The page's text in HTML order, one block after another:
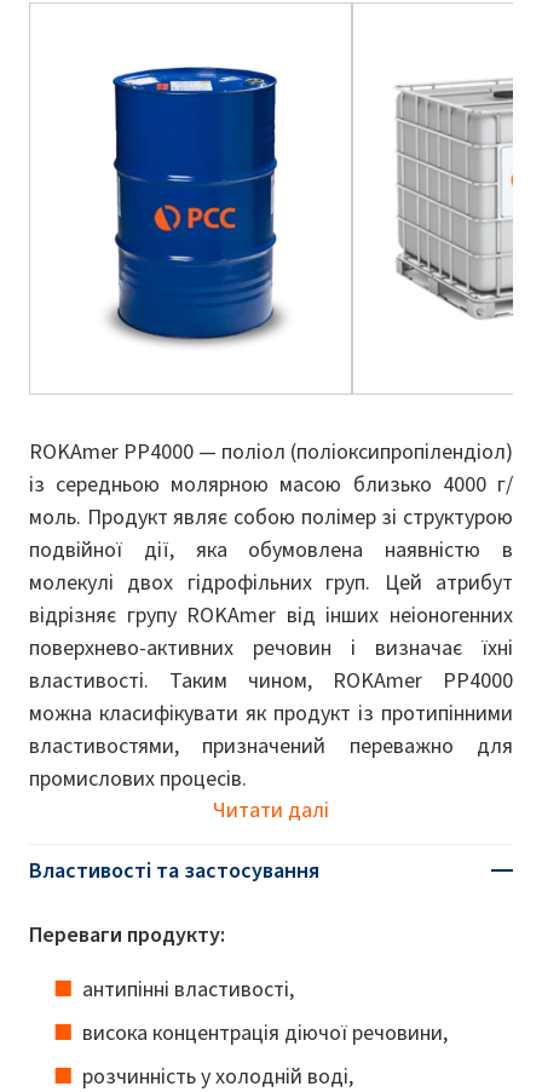
ROKAmer PP4000 — поліол (поліоксипропілендіол)
із середньою молярною масою близько 4000 г/
моль. Продукт являє собою полімер зі структурою
подвійної дії, яка обумовлена ​​наявністю в
молекулі двох гідрофільних груп. Цей атрибут
відрізняє групу ROKAmer від інших неіоногенних
поверхнево-активних речовин і визначає їхні
властивості. Таким чином, ROKAmer PP4000
можна класифікувати як продукт із протипінними
властивостями, призначений переважно для
промислових процесів.
Читати далі
Властивості та застосування
Переваги продукту:
антипінні властивості,
висока концентрація діючої речовини,
розчинність у холодній воді,